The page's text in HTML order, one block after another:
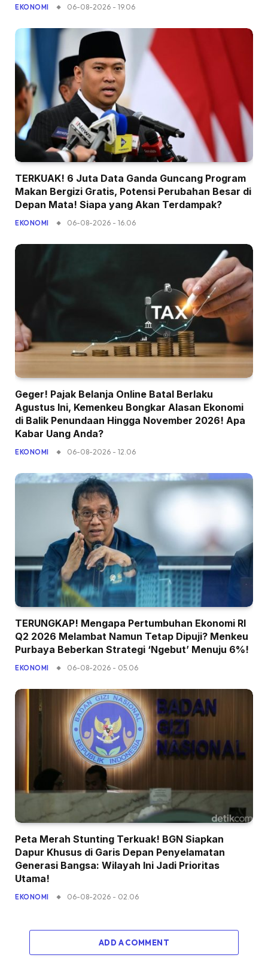
EKONOMI 06-08-2026 - 19.06
TERKUAK! 6 Juta Data Ganda Guncang Program
Makan Bergizi Gratis, Potensi Perubahan Besar di
Depan Mata! Siapa yang Akan Terdampak?
EKONOMI 06-08-2026 - 16.06
Geger! Pajak Belanja Online Batal Berlaku
Agustus Ini, Kemenkeu Bongkar Alasan Ekonomi
di Balik Penundaan Hingga November 2026! Apa
Kabar Uang Anda?
EKONOMI 06-08-2026 - 12.06
TERUNGKAP! Mengapa Pertumbuhan Ekonomi RI
Q2 2026 Melambat Namun Tetap Dipuji? Menkeu
Purbaya Beberkan Strategi ‘Ngebut’ Menuju 6%!
EKONOMI 06-08-2026 - 05.06
Peta Merah Stunting Terkuak! BGN Siapkan
Dapur Khusus di Garis Depan Penyelamatan
Generasi Bangsa: Wilayah Ini Jadi Prioritas
Utama!
EKONOMI 06-08-2026 - 02.06
ADD A COMMENT